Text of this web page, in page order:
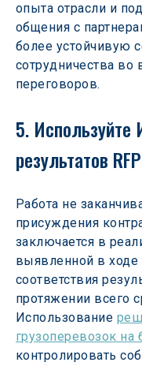
опыта отрасли и
общения с
более устойчивую
сотрудничества
переговоров.
5.
результатов
Работа не
присуждения
заключается в
выявленной в ходе
соответствия
протяжении всего
Использование
грузоперевозок на
контролировать